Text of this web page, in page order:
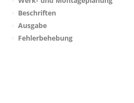
Beschriften
Ausgabe
Fehlerbehebung